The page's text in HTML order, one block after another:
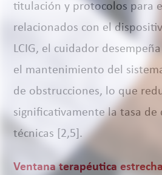
titulación y protocolos para
relacionados con el
LCIG, el cuidador
el mantenimiento del
de obstrucciones, lo que
significativamente la tasa de
técnicas [2,5].
Ventana terapéutica